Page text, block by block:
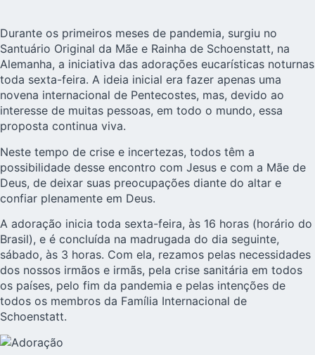
Durante os primeiros meses de pandemia, surgiu no
Santuário Original da Mãe e Rainha de Schoenstatt, na
Alemanha, a iniciativa das adorações eucarísticas noturnas
toda sexta-feira. A ideia inicial era fazer apenas uma
novena internacional de Pentecostes, mas, devido ao
interesse de muitas pessoas, em todo o mundo, essa
proposta continua viva.
Neste tempo de crise e incertezas, todos têm a
possibilidade desse encontro com Jesus e com a Mãe de
Deus, de deixar suas preocupações diante do altar e
confiar plenamente em Deus.
A adoração inicia toda sexta-feira, às 16 horas (horário do
Brasil), e é concluída na madrugada do dia seguinte,
sábado, às 3 horas. Com ela, rezamos pelas necessidades
dos nossos irmãos e irmãs, pela crise sanitária em todos
os países, pelo fim da pandemia e pelas intenções de
todos os membros da Família Internacional de
Schoenstatt.